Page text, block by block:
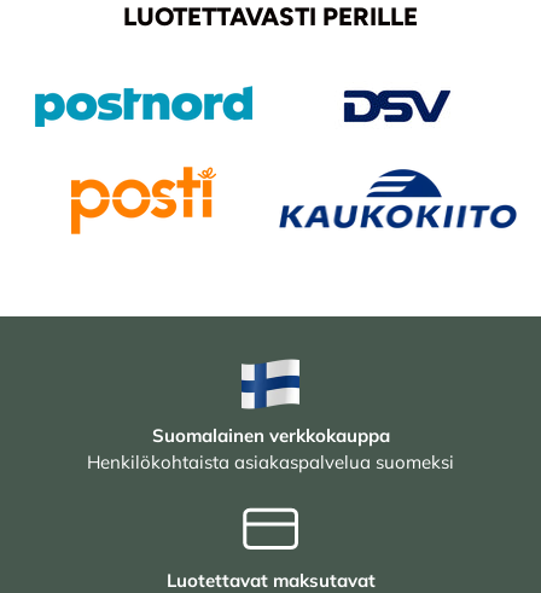
LUOTETTAVASTI PERILLE
Suomalainen verkkokauppa
Henkilökohtaista asiakaspalvelua suomeksi
Luotettavat maksutavat